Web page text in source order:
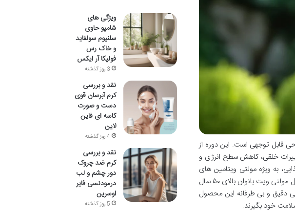
و روحی قابل توجهی است. این دوره از
خلقی، کاهش سطح انرژی و
به ویژه مولتی ویتامین های
تخصصی که با در نظر گرفتن نیازهای این گروه سنی فرموله شده اند، اهمیت ویژه ای پیدا می کند. کپسول مولتی ویت بانوان بالای ۵۰ سال
دقیق و بی طرفانه این محصول
خود بگیرند.
ویژگی های
شامپو حاوی
سلنیوم سولفاید
و خاک رس
فولیکا آر ایکس
3 روز گذشته
نقد و بررسی
کرم آبرسان قوی
دست و صورت
کاسه ای فاین
لاین
4 روز گذشته
نقد و بررسی
کرم ضد چروک
دور چشم و لب
درمودنسی فایر
اوسرین
5 روز گذشته